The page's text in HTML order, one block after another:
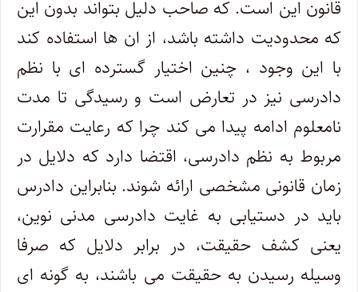
قانون این است. که صاحب دلیل بتواند بدون این
که محدودیت داشته باشد، از ان ها استفاده کند
با این وجود ، چنین اختیار گسترده ای با نظم
دادرسی نیز در تعارض است و رسیدگی تا مدت
نامعلوم ادامه پیدا می کند چرا که رعایت مقرارت
مربوط به نظم دادرسی، اقتضا دارد که دلایل در
زمان قانونی مشخصی ارائه شوند. بنابراین دادرس
باید در دستیابی به غایت دادرسی مدنی نوین،
یعنی کشف حقیقت، در برابر دلایل که صرفا
وسیله رسیدن به حقیقت می باشند، به گونه ای